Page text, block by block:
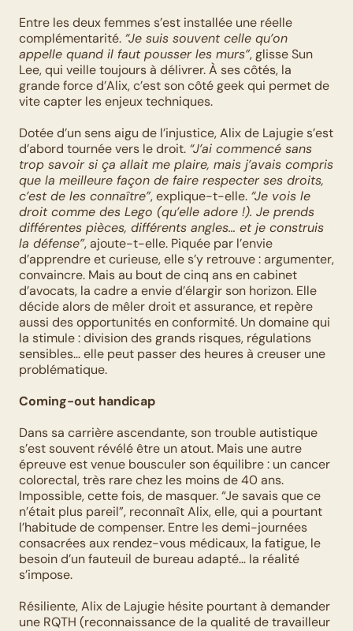
Entre les deux femmes s’est installée une réelle
complémentarité. “Je suis souvent celle qu’on
appelle quand il faut pousser les murs”, glisse Sun
Lee, qui veille toujours à délivrer. À ses côtés, la
grande force d’Alix, c’est son côté geek qui permet de
vite capter les enjeux techniques.
Dotée d’un sens aigu de l’injustice, Alix de Lajugie s’est
d’abord tournée vers le droit. “J’ai commencé sans
trop savoir si ça allait me plaire, mais j’avais compris
que la meilleure façon de faire respecter ses droits,
c’est de les connaître”, explique-t-elle. “Je vois le
droit comme des Lego (qu’elle adore !). Je prends
différentes pièces, différents angles… et je construis
la défense”, ajoute-t-elle. Piquée par l’envie
d’apprendre et curieuse, elle s’y retrouve : argumenter,
convaincre. Mais au bout de cinq ans en cabinet
d’avocats, la cadre a envie d’élargir son horizon. Elle
décide alors de mêler droit et assurance, et repère
aussi des opportunités en conformité. Un domaine qui
la stimule : division des grands risques, régulations
sensibles… elle peut passer des heures à creuser une
problématique.
Coming-out handicap
Dans sa carrière ascendante, son trouble autistique
s’est souvent révélé être un atout. Mais une autre
épreuve est venue bousculer son équilibre : un cancer
colorectal, très rare chez les moins de 40 ans.
Impossible, cette fois, de masquer. “Je savais que ce
n’était plus pareil”, reconnaît Alix, elle, qui a pourtant
l’habitude de compenser. Entre les demi-journées
consacrées aux rendez-vous médicaux, la fatigue, le
besoin d’un fauteuil de bureau adapté… la réalité
s’impose.
Résiliente, Alix de Lajugie hésite pourtant à demander
une RQTH (reconnaissance de la qualité de travailleur